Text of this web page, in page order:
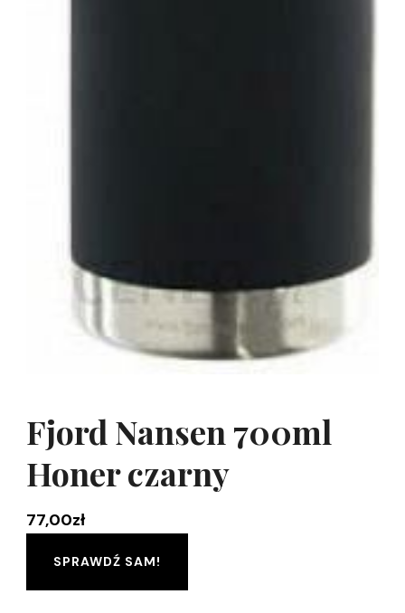
Fjord Nansen 700ml
Honer czarny
77,00zł
SPRAWDŹ SAM!